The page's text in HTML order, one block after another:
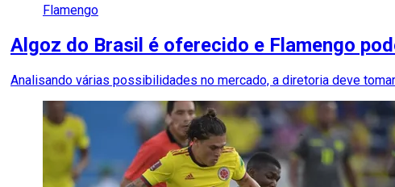
Flamengo
Algoz do Brasil é oferecido e Flamengo
Analisando várias possibilidades no mercado, a diretoria deve